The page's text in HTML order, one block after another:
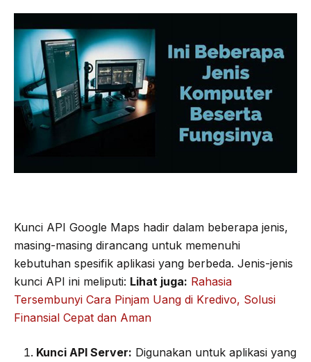
Kunci API Google Maps hadir dalam beberapa jenis,
masing-masing dirancang untuk memenuhi
kebutuhan spesifik aplikasi yang berbeda. Jenis-jenis
kunci API ini meliputi: Lihat juga: Rahasia
Tersembunyi Cara Pinjam Uang di Kredivo, Solusi
Finansial Cepat dan Aman
Kunci API Server: Digunakan untuk aplikasi yang